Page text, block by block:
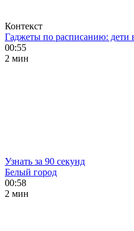
Контекст
Гаджеты по расписанию: дети
00:55
2 мин
Узнать за 90 секунд
Белый город
00:58
2 мин